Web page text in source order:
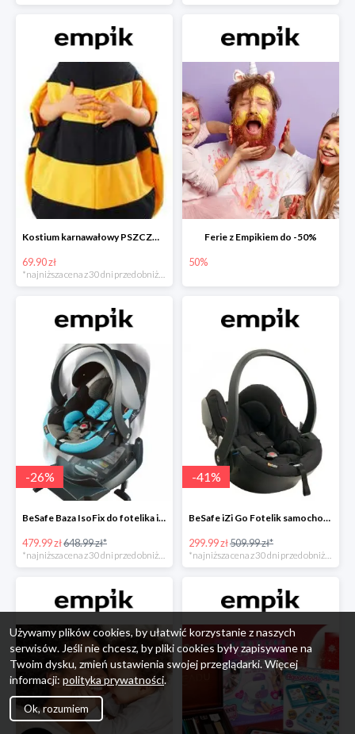
Kostium karnawałowy PSZCZÓŁKA
69.90 zł
Ferie z Empikiem do -50%
50%
-26%
BeSafe Baza IsoFix do fotelika iZi Go -26%
479.99 zł648.99 zł*
*najniższa cena z 30 dni przed obniżką
-41%
BeSafe iZi Go Fotelik samochodowy, 0-13 kg, Czarny Cab -41%
299.99 zł509.99 zł*
*najniższa cena z 30 dni przed obniżką
Używamy plików cookies, by ułatwić korzystanie z naszych
serwisów. Jeśli nie chcesz, by pliki cookies były zapisywane na
Twoim dysku, zmień ustawienia swojej przeglądarki. Więcej
informacji: polityka prywatności.
Ok, rozumiem